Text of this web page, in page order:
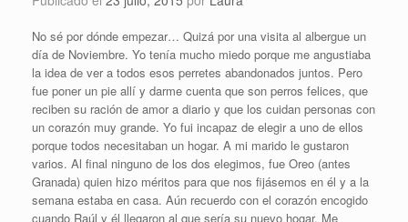
No sé por dónde empezar… Quizá por una visita al albergue un
día de Noviembre. Yo tenía mucho miedo porque me angustiaba
la idea de ver a todos esos perretes abandonados juntos. Pero
fue poner un pie allí y darme cuenta que son perros felices, que
reciben su ración de amor a diario y que los cuidan personas con
un corazón muy grande. Yo fui incapaz de elegir a uno de ellos
porque todos necesitaban un hogar. A mi marido le gustaron
varios. Al final ninguno de los dos elegimos, fue Oreo (antes
Granada) quien hizo méritos para que nos fijásemos en él y a la
semana estaba en casa. Aún recuerdo con el corazón encogido
cuando Raúl y él llegaron al que sería su nuevo hogar. Me